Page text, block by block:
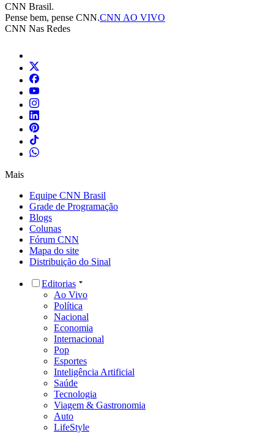
CNN Brasil.
Pense bem, pense CNN.CNN AO VIVO
CNN Nas Redes
Mais
Equipe CNN Brasil
Grade de Programação
Blogs
Colunas
Fórum CNN
Mapa do site
Distribuição do Sinal
Editorias
Ao Vivo
Política
Nacional
Economia
Internacional
Pop
Esportes
Inteligência Artificial
Saúde
Tecnologia
Viagem & Gastronomia
Auto
LifeStyle